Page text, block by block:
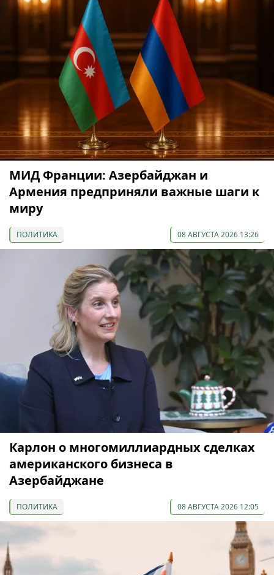
МИД Франции: Азербайджан и
Армения предприняли важные шаги к
миру
ПОЛИТИКА 08 АВГУСТА 2026 13:26
Карлон о многомиллиардных сделках
американского бизнеса в
Азербайджане
ПОЛИТИКА 08 АВГУСТА 2026 12:05